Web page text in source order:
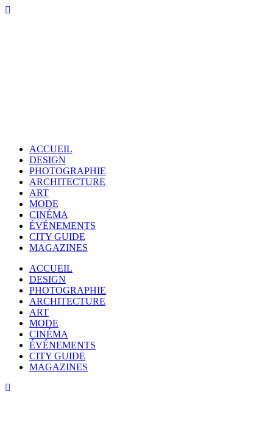
ACCUEIL
DESIGN
PHOTOGRAPHIE
ARCHITECTURE
ART
MODE
CINÉMA
ÉVÉNEMENTS
CITY GUIDE
MAGAZINES
ACCUEIL
DESIGN
PHOTOGRAPHIE
ARCHITECTURE
ART
MODE
CINÉMA
ÉVÉNEMENTS
CITY GUIDE
MAGAZINES